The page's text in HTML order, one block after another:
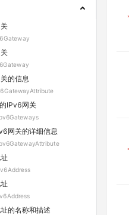
的信息
IPv6网关
网关的详细信息
的名称和描述